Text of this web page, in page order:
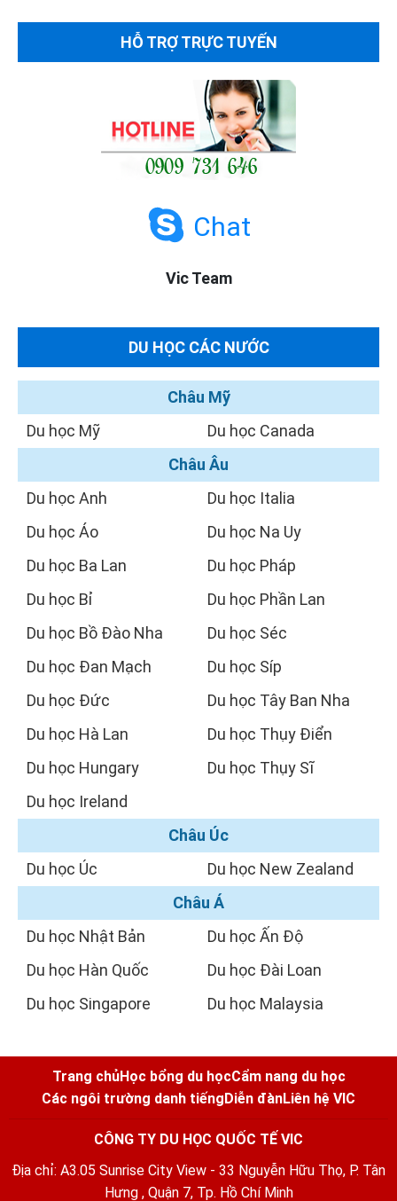
HỖ TRỢ TRỰC TUYẾN
Chat
Vic Team
DU HỌC CÁC NƯỚC
Châu Mỹ
Du học Mỹ
Du học Canada
Châu Âu
Du học Anh
Du học Áo
Du học Ba Lan
Du học Bỉ
Du học Bồ Đào Nha
Du học Đan Mạch
Du học Đức
Du học Hà Lan
Du học Hungary
Du học Ireland
Du học Italia
Du học Na Uy
Du học Pháp
Du học Phần Lan
Du học Séc
Du học Síp
Du học Tây Ban Nha
Du học Thụy Điển
Du học Thụy Sĩ
Châu Úc
Du học Úc
Du học New Zealand
Châu Á
Du học Nhật Bản
Du học Hàn Quốc
Du học Singapore
Du học Ấn Độ
Du học Đài Loan
Du học Malaysia
Trang chủHọc bổng du họcCẩm nang du học
Các ngôi trường danh tiếngDiễn đànLiên hệ VIC
CÔNG TY DU HỌC QUỐC TẾ VIC
Địa chỉ: A3.05 Sunrise City View - 33 Nguyễn Hữu Thọ, P. Tân
Hưng , Quận 7, Tp. Hồ Chí Minh